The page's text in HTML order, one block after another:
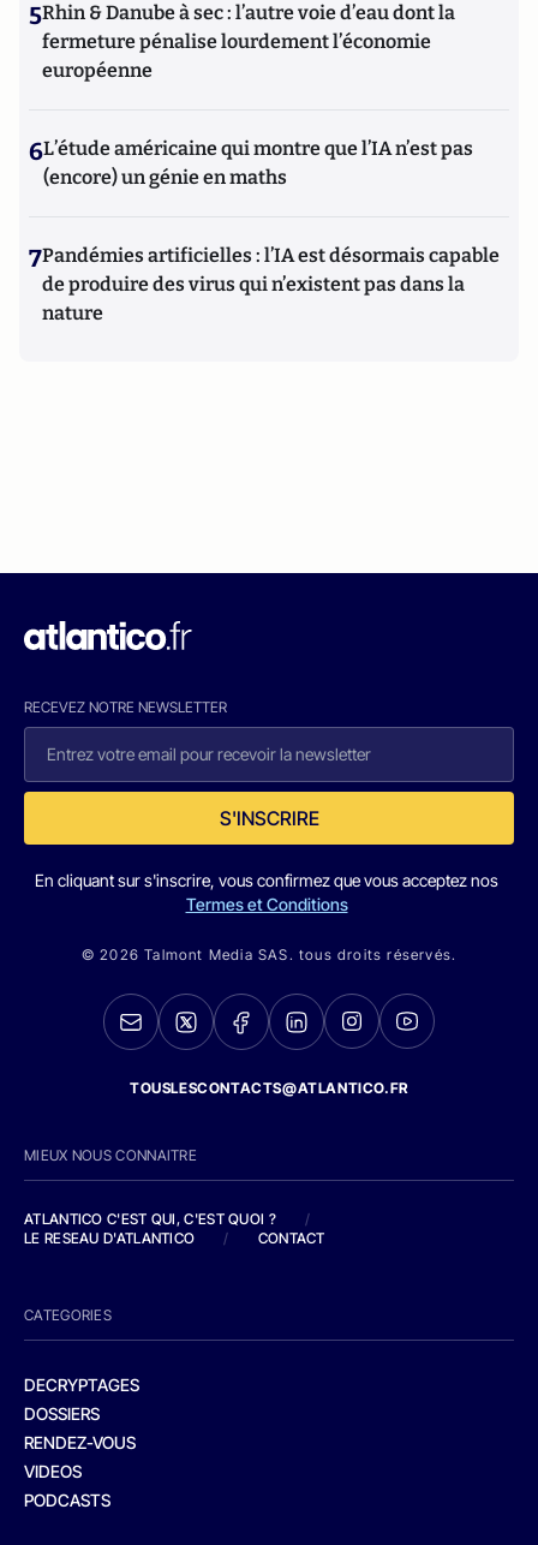
5Rhin & Danube à sec : l’autre voie d’eau dont la
fermeture pénalise lourdement l’économie
européenne
6L’étude américaine qui montre que l’IA n’est pas
(encore) un génie en maths
7Pandémies artificielles : l’IA est désormais capable
de produire des virus qui n’existent pas dans la
nature
RECEVEZ NOTRE NEWSLETTER
S'INSCRIRE
En cliquant sur s'inscrire, vous confirmez que vous acceptez nos
Termes et Conditions
© 2026 Talmont Media SAS. tous droits réservés.
TOUSLESCONTACTS@ATLANTICO.FR
MIEUX NOUS CONNAITRE
ATLANTICO C'EST QUI, C'EST QUOI ?
/
LE RESEAU D'ATLANTICO
/ CONTACT
CATEGORIES
DECRYPTAGES
DOSSIERS
RENDEZ-VOUS
VIDEOS
PODCASTS